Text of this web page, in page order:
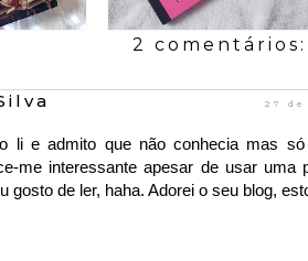
2 comentários:
27
li e admito que não conhecia mas
me interessante apesar de usar uma
gosto de ler, haha. Adorei o seu blog,